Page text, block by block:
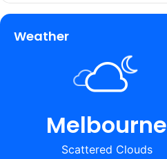
Weather
Melbourne
Scattered Clouds